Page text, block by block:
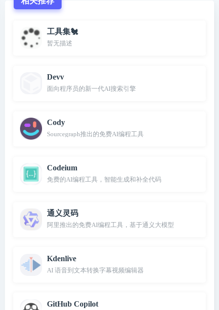
工具集🐔
暂无描述
Devv
面向程序员的新一代AI搜索引擎
Cody
Sourcegraph推出的免费AI编程工具
Codeium
免费的AI编程工具，智能生成和补全代码
通义灵码
阿里推出的免费AI编程工具，基于通义大模型
Kdenlive
AI 语音到文本转换字幕视频编辑器
GitHub Copilot